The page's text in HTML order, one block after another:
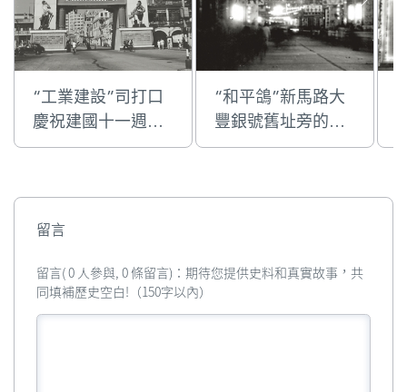
“工業建設”司打口
慶祝建國十一週年
的國慶牌樓
“和平鴿”新馬路大
豐銀號舊址旁的國
慶牌樓
留言
留言( 0 人參與, 0 條留言)：期待您提供史料和真實故事，共
同填補歷史空白!（150字以內）